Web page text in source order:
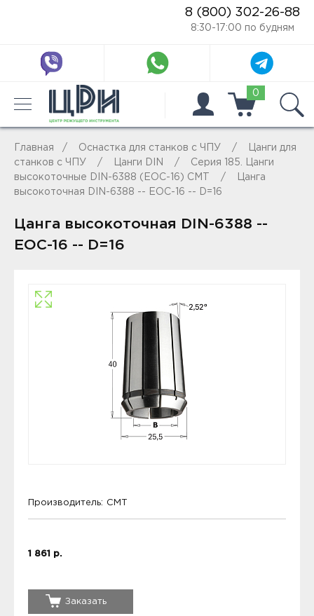
8 (800) 302-26-88
8:30-17:00 по будням
0
Главная Оснастка для станков с ЧПУ
Цанги для
станков с ЧПУ
Цанги DIN
Серия 185. Цанги
высокоточные DIN-6388 (EOC-16) CMT
Цанга
высокоточная DIN-6388 -- EOC-16 -- D=16
Цанга высокоточная DIN-6388 --
EOC-16 -- D=16
Производитель: CMT
1 861 р.
Заказать